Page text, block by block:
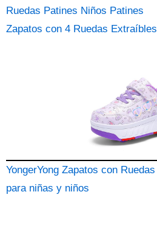
Ruedas Patines Niños Patines
Zapatos con 4 Ruedas Extraíbles
YongerYong Zapatos con Ruedas
para niñas y niños